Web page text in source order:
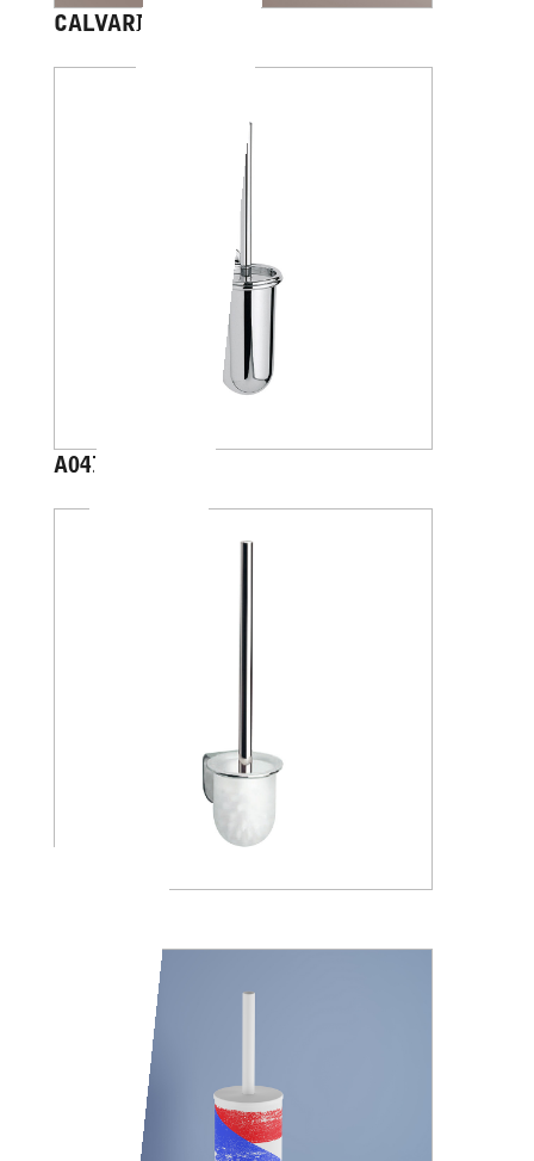
CALVARIAM
A04140